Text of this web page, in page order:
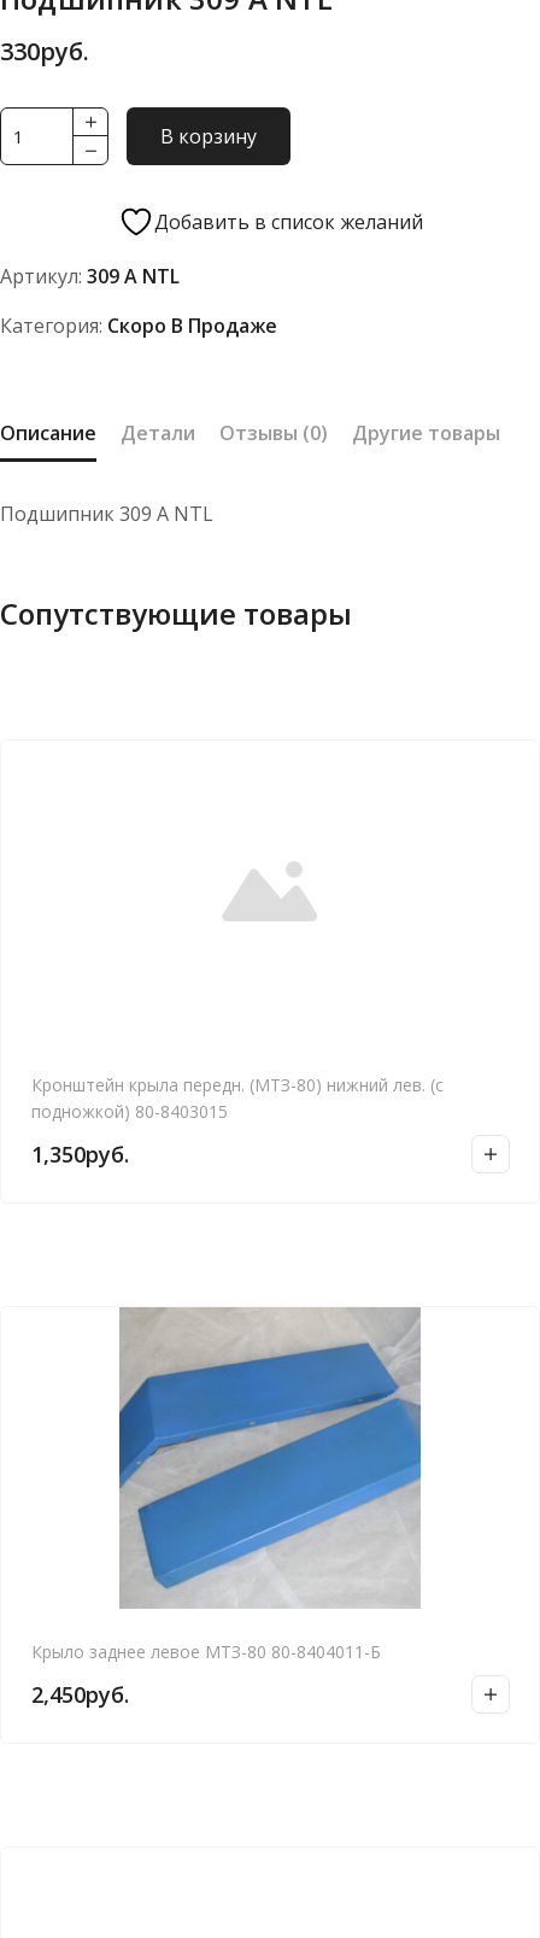
330руб.
Количество
товара
NTL
В корзину
Добавить в список желаний
Артикул: 309 А NTL
Категория: Скоро В Продаже
Описание Детали Отзывы (0) Другие товары
Подшипник 309 А NTL
Сопутствующие товары
Кронштейн крыла передн. (МТЗ-80) нижний лев. (с
подножкой) 80-8403015
1,350руб.
Крыло заднее левое МТЗ-80 80-8404011-Б
2,450руб.